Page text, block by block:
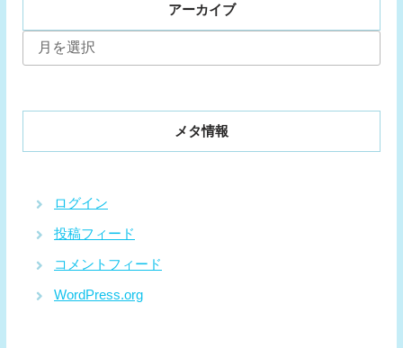
アーカイブ
ー
メタ情報
ログイン
投稿フィード
コメントフィード
WordPress.org